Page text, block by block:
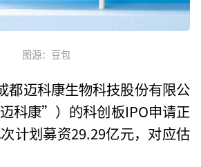
图源：豆包
都迈科康生物科技股份有限公
科康”）的科创板IPO申请正
计划募资29.29亿元，对应估